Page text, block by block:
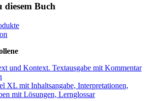
diesem Buch
und Kontext. Textausgabe mit Kommentar
XL mit Inhaltsangabe, Interpretationen,
mit Lösungen, Lernglossar